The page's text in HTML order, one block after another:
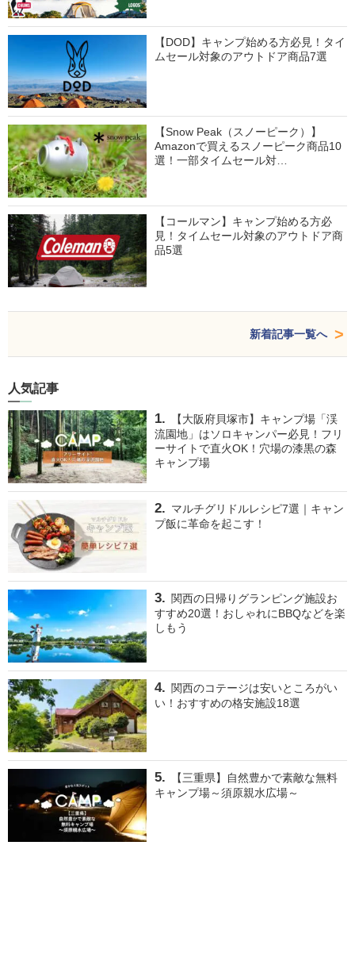
【DOD】キャンプ始める方必見！タイ
ムセール対象のアウトドア商品7選
【Snow Peak（スノーピーク）】
Amazonで買えるスノーピーク商品10
選！一部タイムセール対…
【コールマン】キャンプ始める方必
見！タイムセール対象のアウトドア商
品5選
新着記事一覧へ
人気記事
【大阪府貝塚市】キャンプ場「渓
流園地」はソロキャンパー必見！フリ
ーサイトで直火OK！穴場の漆黒の森
キャンプ場
マルチグリドルレシピ7選｜キャン
プ飯に革命を起こす！
関西の日帰りグランピング施設お
すすめ20選！おしゃれにBBQなどを楽
しもう
関西のコテージは安いところがい
い！おすすめの格安施設18選
【三重県】自然豊かで素敵な無料
キャンプ場～須原親水広場～